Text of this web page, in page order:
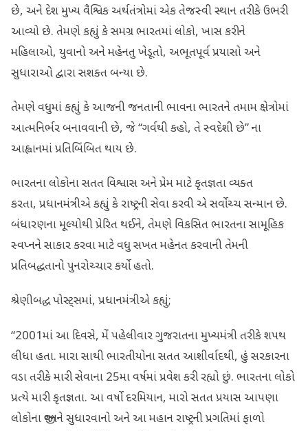
છે, અને દેશ મુખ્ય વૈશ્વિક અર્થતંત્રોમાં એક તેજસ્વી સ્થાન તરીકે ઉભરી
આવ્યો છે. તેમણે કહ્યું કે સમગ્ર ભારતમાં લોકો, ખાસ કરીને
મહિલાઓ, યુવાનો અને મહેનતુ ખેડૂતો, અભૂતપૂર્વ પ્રયાસો અને
સુધારાઓ દ્વારા સશક્ત બન્યા છે.
તેમણે વધુમાં કહ્યું કે આજની જનતાની ભાવના ભારતને તમામ ક્ષેત્રોમાં
આત્મનિર્ભર બનાવવાની છે, જે “ગર્વથી કહો, તે સ્વદેશી છે” ના
આહ્વાનમાં પ્રતિબિંબિત થાય છે.
ભારતના લોકોના સતત વિશ્વાસ અને પ્રેમ માટે કૃતજ્ઞતા વ્યક્ત
કરતા, પ્રધાનમંત્રીએ કહ્યું કે રાષ્ટ્રની સેવા કરવી એ સર્વોચ્ચ સન્માન છે.
બંધારણના મૂલ્યોથી પ્રેરિત થઈને, તેમણે વિકસિત ભારતના સામૂહિક
સ્વપ્નને સાકાર કરવા માટે વધુ સખત મહેનત કરવાની તેમની
પ્રતિબદ્ધતાનો પુનરોચ્ચાર કર્યો હતો.
શ્રેણીબદ્ધ પોસ્ટ્સમાં, પ્રધાનમંત્રીએ કહ્યું;
“2001માં આ દિવસે, મેં પહેલીવાર ગુજરાતના મુખ્યમંત્રી તરીકે શપથ
લીધા હતા. મારા સાથી ભારતીયોના સતત આશીર્વાદથી, હું સરકારના
વડા તરીકે મારી સેવાના 25મા વર્ષમાં પ્રવેશ કરી રહ્યો છું. ભારતના લોકો
પ્રત્યે મારી કૃતજ્ઞતા. આ વર્ષો દરમિયાન, મારો સતત પ્રયાસ આપણા
લોકોના જીવનને સુધારવાનો અને આ મહાન રાષ્ટ્રની પ્રગતિમાં ફાળો